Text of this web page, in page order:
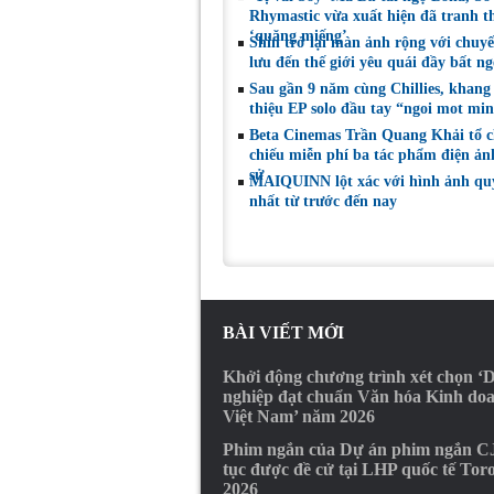
Rhymastic vừa xuất hiện đã tranh
‘quăng miếng’
Shin trở lại màn ảnh rộng với
lưu đến thế giới yêu quái đầy bất
Sau gần 9 năm cùng Chillies,
thiệu EP solo đầu tay “ngoi mot
Beta Cinemas Trần Quang Khải tổ
chiếu miễn phí ba tác phẩm điện
sử
MAIQUINN lột xác với hình ảnh
nhất từ trước đến nay
BÀI VIẾT MỚI
Khởi động chương trình xét chọn
nghiệp đạt chuẩn Văn hóa Kinh
Việt Nam’ năm 2026
Phim ngắn của Dự án phim ngắn
tục được đề cử tại LHP quốc tế
2026